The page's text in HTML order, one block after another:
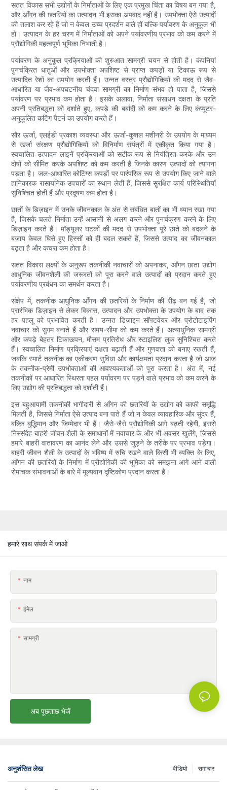
सतत विकास सभी उद्योगों के निर्माताओं के लिए एक प्रमुख चिंता का विषय बन गया है,
और आँगन की छतरियों का उत्पादन भी इसका अपवाद नहीं है। उपभोक्ता ऐसे उत्पादों
की तलाश कर रहे हैं जो न केवल उच्च प्रदर्शन वाले हों बल्कि पर्यावरण के अनुकूल भी
हों। उत्पादन के हर चरण में निर्माताओं को अपने पर्यावरणीय प्रभाव को कम करने में
प्रौद्योगिकी महत्वपूर्ण भूमिका निभाती है।
पर्यावरण के अनुकूल प्रक्रियाओं की शुरुआत सामग्री चयन से होती है। कंपनियां
पुनर्चक्रित धातुओं और उपभोक्ता अपशिष्ट से प्राप्त कपड़ों या टिकाऊ रूप से
उत्पादित रेशों का उपयोग करती हैं। उन्नत वस्त्र प्रौद्योगिकियों की मदद से जैव-
आधारित या जैव-अपघटनीय चंदवा सामग्री का निर्माण संभव हो पाता है, जिससे
पर्यावरण पर प्रभाव कम होता है। इसके अलावा, निर्माता संसाधन दक्षता के प्रति
अपनी प्रतिबद्धता को दर्शाते हुए, कपड़े की बर्बादी को कम करने के लिए कंप्यूटर-
अनुकूलित कटिंग पैटर्न का उपयोग करते हैं।
सौर ऊर्जा, एलईडी प्रकाश व्यवस्था और ऊर्जा-कुशल मशीनरी के उपयोग के माध्यम
से ऊर्जा संरक्षण प्रौद्योगिकियों को विनिर्माण संयंत्रों में एकीकृत किया गया है।
स्वचालित उत्पादन लाइनें प्रक्रियाओं को सटीक रूप से नियंत्रित करके और उन
दोषों को सीमित करके अपशिष्ट को कम करती हैं जिनके कारण उत्पादों को त्यागना
पड़ता है। जल-आधारित कोटिंग्स कपड़ों पर पारंपरिक रूप से उपयोग किए जाने वाले
हानिकारक रासायनिक उपचारों का स्थान लेती हैं, जिससे सुरक्षित कार्य परिस्थितियाँ
सुनिश्चित होती हैं और प्रदूषण कम होता है।
छातों के डिज़ाइन में उनके जीवनकाल के अंत से संबंधित बातों का भी ध्यान रखा गया
है, जिसके चलते निर्माता उन्हें आसानी से अलग करने और पुनर्चक्रण करने के लिए
डिज़ाइन करते हैं। मॉड्यूलर घटकों की मदद से उपभोक्ता पूरे छाते को बदलने के
बजाय केवल घिसे हुए हिस्सों को ही बदल सकते हैं, जिससे उत्पाद का जीवनकाल
बढ़ता है और कचरा कम होता है।
सतत विकास लक्ष्यों के अनुरूप तकनीकी नवाचारों को अपनाकर, आँगन छाता उद्योग
आधुनिक जीवनशैली की जरूरतों को पूरा करने वाले उत्पादों को प्रदान करते हुए
पर्यावरणीय प्रबंधन का समर्थन करता है।
संक्षेप में, तकनीक आधुनिक आँगन की छतरियों के निर्माण की रीढ़ बन गई है, जो
प्रारंभिक डिज़ाइन से लेकर विकास, उत्पादन और उपभोक्ता के उपयोग के बाद तक
हर पहलू को प्रभावित करती है। उन्नत डिज़ाइन सॉफ़्टवेयर और प्रोटोटाइपिंग
नवाचार को सुगम बनाते हैं और समय-सीमा को कम करते हैं। अत्याधुनिक सामग्री
और कपड़े बेहतर टिकाऊपन, मौसम प्रतिरोध और स्टाइलिश लुक सुनिश्चित करते
हैं। स्वचालित निर्माण प्रक्रियाएं दक्षता बढ़ाती हैं और गुणवत्ता को बनाए रखती हैं,
जबकि स्मार्ट तकनीक का एकीकरण सुविधा और कार्यक्षमता प्रदान करता है जो आज
के तकनीक-प्रेमी उपभोक्ताओं की आवश्यकताओं को पूरा करता है। अंत में, नई
तकनीकों पर आधारित स्थिरता पहल पर्यावरण पर पड़ने वाले प्रभाव को कम करने के
लिए उद्योग की प्रतिबद्धता को दर्शाती हैं।
इस बहुआयामी तकनीकी भागीदारी से आँगन की छतरियों के उद्योग को काफी समृद्धि
मिलती है, जिससे निर्माता ऐसे उत्पाद बना पाते हैं जो न केवल व्यावहारिक और सुंदर हैं,
बल्कि बुद्धिमान और जिम्मेदार भी हैं। जैसे-जैसे प्रौद्योगिकी आगे बढ़ती रहेगी, इससे
निस्संदेह बाहरी जीवन शैली के समाधानों में नवाचार के और भी अवसर खुलेंगे, जिससे
हमारे बाहरी वातावरण का आनंद लेने और उससे जुड़ने के तरीके पर प्रभाव पड़ेगा।
बाहरी जीवन शैली के उत्पादों के भविष्य में रुचि रखने वाले किसी भी व्यक्ति के लिए,
आँगन की छतरियों के निर्माण में प्रौद्योगिकी की भूमिका को समझना आगे आने वाली
रोमांचक संभावनाओं के बारे में मूल्यवान दृष्टिकोण प्रदान करता है।
हमारे साथ संपर्क में जाओ
नाम
ईमेल
सामग्री
अब पूछताछ भेजें
अनुशंसित लेख समाचार
वीडियो